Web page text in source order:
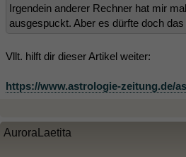
Irgendein anderer Rechner hat mir
ausgespuckt. Aber es dürfte doch das
Vllt. hilft dir dieser Artikel weiter:
https://www.astrologie-zeitung.de/
AuroraLaetita